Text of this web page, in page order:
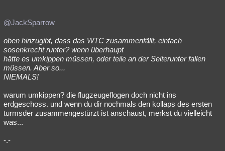
@JackSparrow
oben hinzugibt, dass das WTC zusammenfällt, einfach
sosenkrecht runter? wenn überhaupt
hätte es umkippen müssen, oder teile an der Seiterunter fallen
müssen. Aber so...
NIEMALS!
warum umkippen? die flugzeugeflogen doch nicht ins
erdgeschoss. und wenn du dir nochmals den kollaps des ersten
turmsder zusammengestürzt ist anschaust, merkst du vielleicht
was...
-.-